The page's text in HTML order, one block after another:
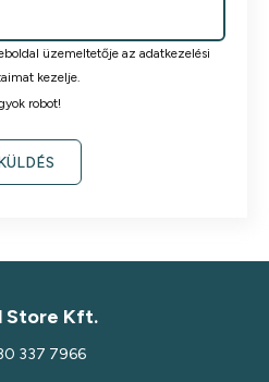
üzemeltetője az adatkezelési
kezelje.
robot!
Store Kft.
337 7966